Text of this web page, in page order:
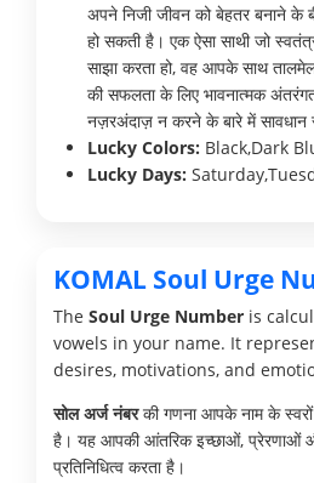
अपने निजी जीवन को बेहतर बनाने
हो सकती है। एक ऐसा साथी जो
साझा करता हो, वह आपके साथ तालमेल
की सफलता के लिए भावनात्मक
नज़रअंदाज़ न करने के बारे में सावधान
Lucky Colors: Black,Dark
Lucky Days:
KOMAL Soul Urge
The Soul Urge Number is
vowels in your name. It
desires, motivations, and
सोल अर्ज नंबरकी गणना आपके नाम के
है। यह आपकी आंतरिक इच्छाओं, प्रेरणाओं
प्रतिनिधित्व करता है।